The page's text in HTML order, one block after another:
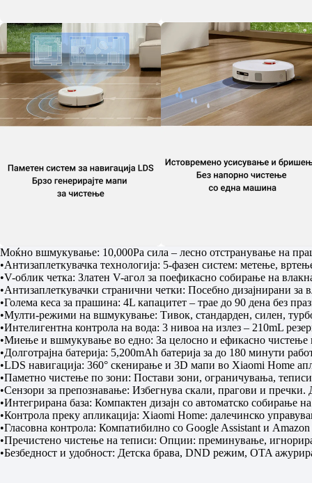
Моќно вшмукување: 10,000Pa сила – лесно отстранување на
•Антизаплеткувачка технологија: 5-фазен систем: метење,
•V-облик четка: Златен V-агол за поефикасно собирање на
•Антизаплеткувачки странични четки: Посебно дизајнирани
•Голема кеса за прашина: 4L капацитет – трае до 90 дена без
•Мулти-режими на вшмукување: Тивок, стандарден, силен,
•Интелигентна контрола на вода: 3 нивоа на излез – 210mL
•Миење и вшмукување во едно: За целосно и ефикасно чистење
•Долготрајна батерија: 5,200mAh батерија за до 180 минути
•LDS навигација: 360° скенирање и 3D мапи во Xiaomi Home
•Паметно чистење по зони: Постави зони, ограничувања,
•Сензори за препознавање: Избегнува скали, прагови и
•Интегрирана база: Компактен дизајн со автоматско собирање
•Контрола преку апликација: Xiaomi Home: далечинско
•Гласовна контрола: Компатибилно со Google Assistant и
•Пречистено чистење на теписи: Опции: преминување,
•Безбедност и удобност: Детска брава, DND режим, OTA